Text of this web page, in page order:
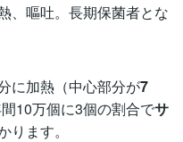
、嘔吐。長期保菌者とな
に加熱（中心部分が7
10万個に3個の割合でサ
ります。